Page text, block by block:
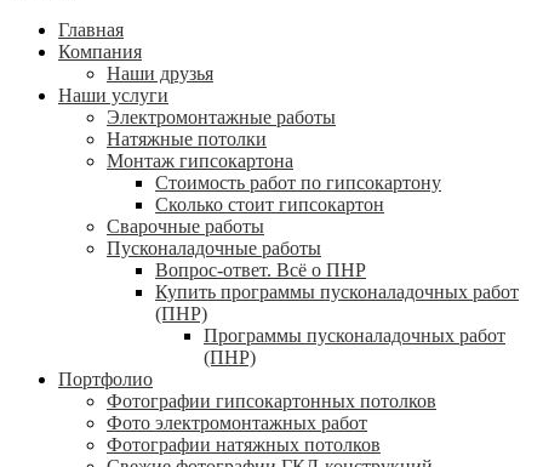
Главная
Компания
Наши друзья
Наши услуги
Электромонтажные работы
Натяжные потолки
Монтаж гипсокартона
Стоимость работ по гипсокартону
Сколько стоит гипсокартон
Сварочные работы
Пусконаладочные работы
Вопрос-ответ. Всё о ПНР
Купить программы пусконаладочных работ
(ПНР)
Программы пусконаладочных работ
(ПНР)
Портфолио
Фотографии гипсокартонных потолков
Фото электромонтажных работ
Фотографии натяжных потолков